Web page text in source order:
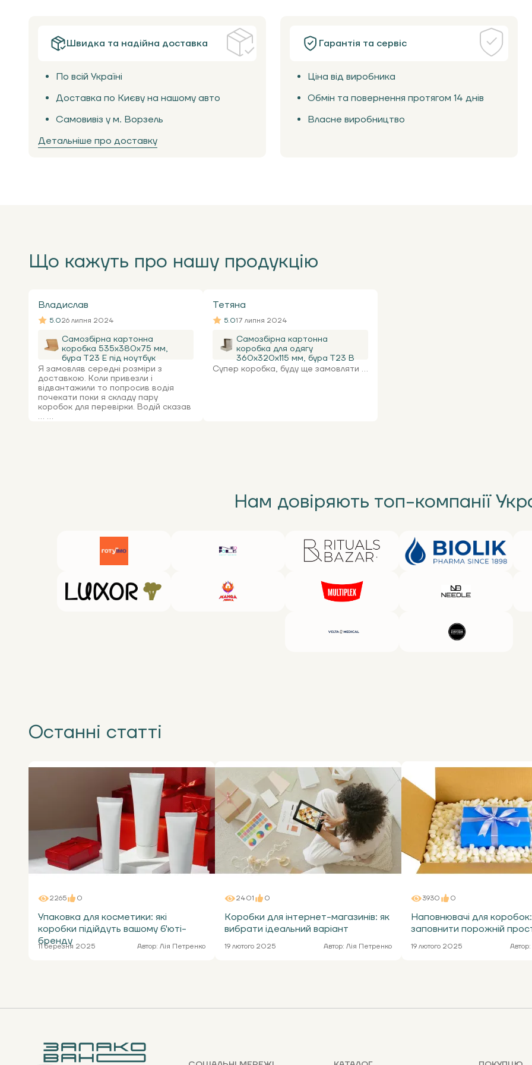
Швидка та надійна доставка
По всій Україні
Доставка по Києву на нашому авто
Самовивіз у м. Ворзель
Детальніше про доставку
Гарантія та сервіс
Ціна від виробника
Обмін та повернення протягом 14 днів
Власне виробництво
Що кажуть про нашу продукцію
Владислав
5.026 липня 2024
Самозбірна картонна
коробка 535x380x75 мм,
бура Т23 Е під ноутбук
Я замовляв середні розміри з
доставкою. Коли привезли і
відвантажили то попросив водія
почекати поки я складу пару
коробок для перевірки. Водій сказав
... ...
Тетяна
5.017 липня 2024
Самозбірна картонна
коробка для одягу
360х320х115 мм, бура Т23 В
Супер коробка, буду ще замовляти ...
Нам довіряють топ-компанії
Останні статті
2265 0
Упаковка для косметики: які
коробки підійдуть вашому б'юті-
бренду
11 березня 2025 Автор: Лія Петренко
2401 0
Коробки для інтернет-магазинів: як
вибрати ідеальний варіант
19 лютого 2025 Автор: Лія Петренко
3930 0
Наповнювачі для
заповнити порожній
19 лютого 2025 Автор: